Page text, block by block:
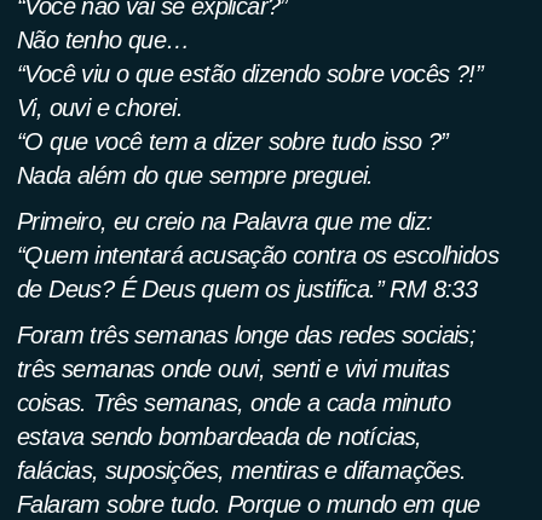
“Você não vai se explicar?”
Não tenho que…
“Você viu o que estão dizendo sobre vocês ?!”
Vi, ouvi e chorei.
“O que você tem a dizer sobre tudo isso ?”
Nada além do que sempre preguei.
Primeiro, eu creio na Palavra que me diz:
“Quem intentará acusação contra os escolhidos
de Deus? É Deus quem os justifica.” RM 8:33
Foram três semanas longe das redes sociais;
três semanas onde ouvi, senti e vivi muitas
coisas. Três semanas, onde a cada minuto
estava sendo bombardeada de notícias,
falácias, suposições, mentiras e difamações.
Falaram sobre tudo. Porque o mundo em que